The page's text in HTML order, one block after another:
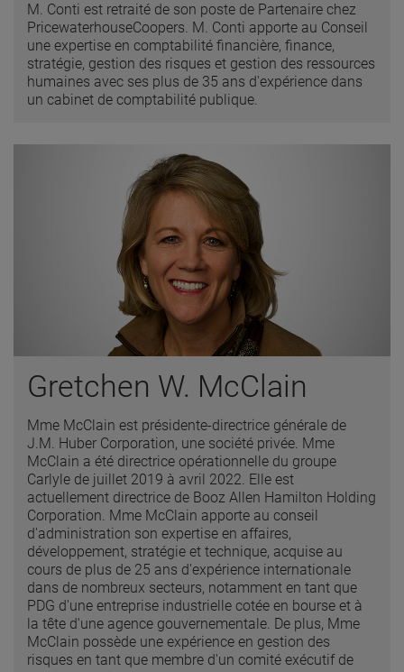
M. Conti est retraité de son poste de Partenaire chez
PricewaterhouseCoopers. M. Conti apporte au Conseil
une expertise en comptabilité financière, finance,
stratégie, gestion des risques et gestion des ressources
humaines avec ses plus de 35 ans d'expérience dans
un cabinet de comptabilité publique.
Gretchen W. McClain
Mme McClain est présidente-directrice générale de
J.M. Huber Corporation, une société privée. Mme
McClain a été directrice opérationnelle du groupe
Carlyle de juillet 2019 à avril 2022. Elle est
actuellement directrice de Booz Allen Hamilton Holding
Corporation. Mme McClain apporte au conseil
d'administration son expertise en affaires,
développement, stratégie et technique, acquise au
cours de plus de 25 ans d'expérience internationale
dans de nombreux secteurs, notamment en tant que
PDG d'une entreprise industrielle cotée en bourse et à
la tête d'une agence gouvernementale. De plus, Mme
McClain possède une expérience en gestion des
risques en tant que membre d'un comité exécutif de